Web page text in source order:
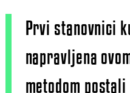
Prvi stanovnici
napravljena
metodom